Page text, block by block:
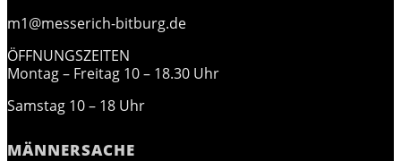
m1@messerich-bitburg.de
ÖFFNUNGSZEITEN
Montag – Freitag 10 – 18.30 Uhr
Samstag 10 – 18 Uhr
MÄNNERSACHE